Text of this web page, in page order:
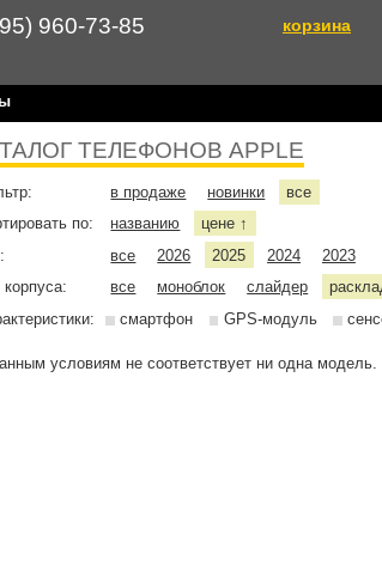
960-73-85 корзина
ТЕЛЕФОНОВ APPLE
в продаже новинки
все
по:
названию цене ↑
все 2026 2025 2024
2023
корпуса:
все моноблок слайдер
смартфон GPS-модуль
условиям не соответствует ни одна модель.